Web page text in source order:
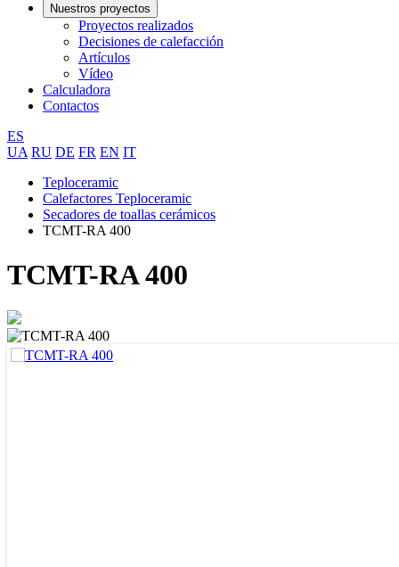
Nuestros proyectos
Proyectos realizados
Decisiones de calefacción
Artículos
Vídeo
Calculadora
Contactos
ES
UA RU DE FR EN IT
Teploceramic
Calefactores Teploceramic
Secadores de toallas cerámicos
ТСМT-RA 400
ТСМT-RA 400